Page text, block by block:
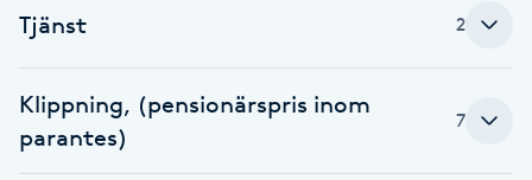
Brynformning
Brynfärgning
Tjänst 2
Klippning, (pensionärspris inom
parantes)
7